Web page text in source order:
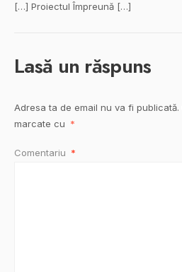
[…] Proiectul Împreună […]
Lasă un răspuns
Adresa ta de email nu va fi publicată.
marcate cu *
Comentariu *